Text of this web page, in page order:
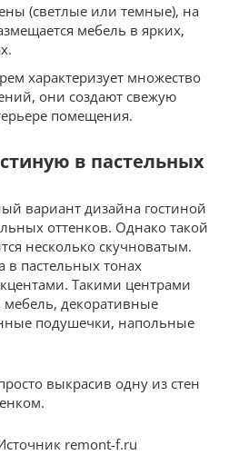
(светлые или темные), на
мебель в ярких,
характеризует множество
они создают свежую
помещения.
в пастельных
вариант дизайна гостиной
оттенков. Однако такой
несколько скучноватым.
в пастельных тонах
Такими центрами
мебель, декоративные
подушечки, напольные
выкрасив одну из стен
remont-f.ru